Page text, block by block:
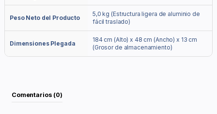
Peso Neto del Producto
5,0 kg (Estructura ligera de aluminio de
fácil traslado)
Dimensiones Plegada
184 cm (Alto) x 48 cm (Ancho) x 13 cm
(Grosor de almacenamiento)
Comentarios (0)